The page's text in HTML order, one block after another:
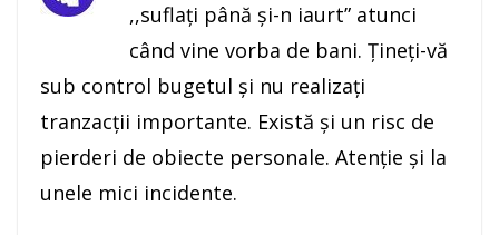
,,suflaţi până şi-n iaurt” atunci
când vine vorba de bani. Ţineţi-vă
sub control bugetul şi nu realizaţi
tranzacţii importante. Există şi un risc de
pierderi de obiecte personale. Atenţie şi la
unele mici incidente.